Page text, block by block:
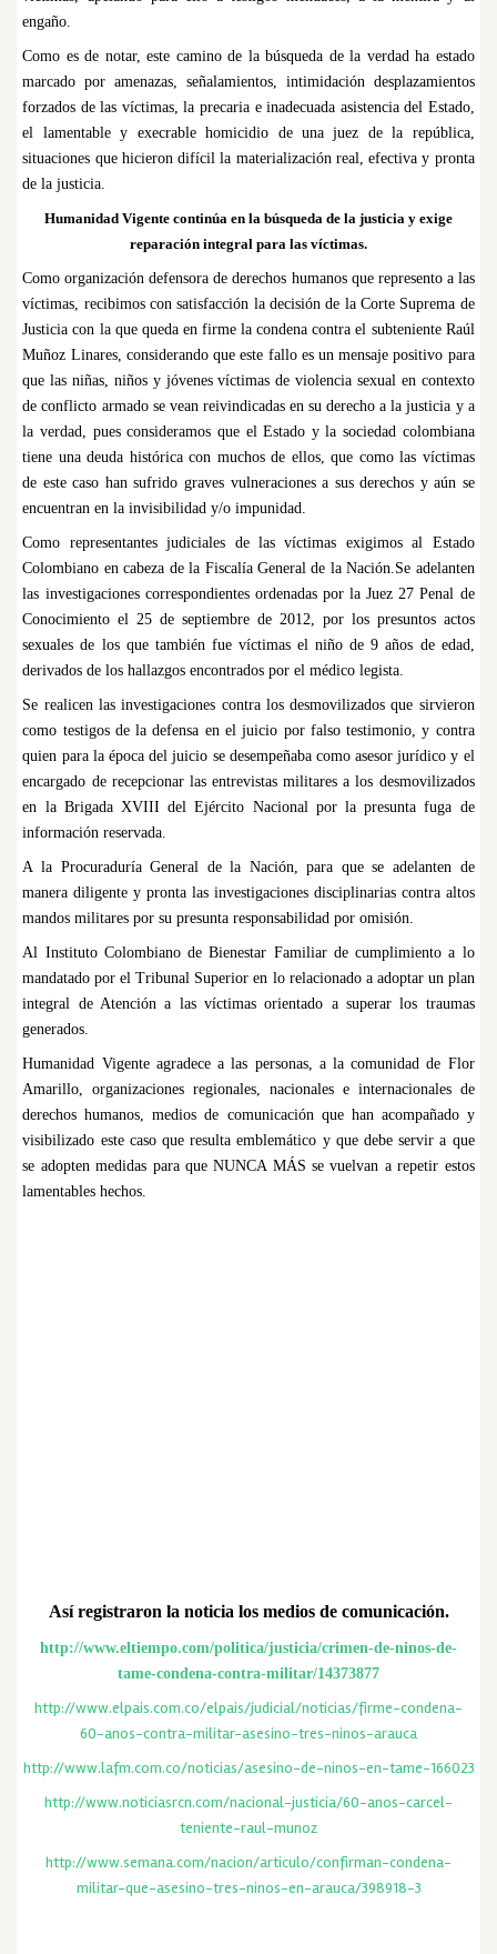
engaño.
Como es de notar, este camino de la búsqueda de la verdad ha estado
marcado por amenazas, señalamientos, intimidación desplazamientos
forzados de las víctimas, la precaria e inadecuada asistencia del Estado,
el lamentable y execrable homicidio de una juez de la república,
situaciones que hicieron difícil la materialización real, efectiva y pronta
de la justicia.
Humanidad Vigente continúa en la búsqueda de la justicia y exige
reparación integral para las víctimas.
Como organización defensora de derechos humanos que represento a las
víctimas, recibimos con satisfacción la decisión de la Corte Suprema de
Justicia con la que queda en firme la condena contra el subteniente Raúl
Muñoz Linares, considerando que este fallo es un mensaje positivo para
que las niñas, niños y jóvenes víctimas de violencia sexual en contexto
de conflicto armado se vean reivindicadas en su derecho a la justicia y a
la verdad, pues consideramos que el Estado y la sociedad colombiana
tiene una deuda histórica con muchos de ellos, que como las víctimas
de este caso han sufrido graves vulneraciones a sus derechos y aún se
encuentran en la invisibilidad y/o impunidad.
Como representantes judiciales de las víctimas exigimos al Estado
Colombiano en cabeza de la Fiscalía General de la Nación.Se adelanten
las investigaciones correspondientes ordenadas por la Juez 27 Penal de
Conocimiento el 25 de septiembre de 2012, por los presuntos actos
sexuales de los que también fue víctimas el niño de 9 años de edad,
derivados de los hallazgos encontrados por el médico legista.
Se realicen las investigaciones contra los desmovilizados que sirvieron
como testigos de la defensa en el juicio por falso testimonio, y contra
quien para la época del juicio se desempeñaba como asesor jurídico y el
encargado de recepcionar las entrevistas militares a los desmovilizados
en la Brigada XVIII del Ejército Nacional por la presunta fuga de
información reservada.
A la Procuraduría General de la Nación, para que se adelanten de
manera diligente y pronta las investigaciones disciplinarias contra altos
mandos militares por su presunta responsabilidad por omisión.
Al Instituto Colombiano de Bienestar Familiar de cumplimiento a lo
mandatado por el Tribunal Superior en lo relacionado a adoptar un plan
integral de Atención a las víctimas orientado a superar los traumas
generados.
Humanidad Vigente agradece a las personas, a la comunidad de Flor
Amarillo, organizaciones regionales, nacionales e internacionales de
derechos humanos, medios de comunicación que han acompañado y
visibilizado este caso que resulta emblemático y que debe servir a que
se adopten medidas para que NUNCA MÁS se vuelvan a repetir estos
lamentables hechos.
Así registraron la noticia los medios de comunicación.
http://www.eltiempo.com/politica/justicia/crimen-de-ninos-de-
tame-condena-contra-militar/14373877
http://www.elpais.com.co/elpais/judicial/noticias/firme-condena-
60-anos-contra-militar-asesino-tres-ninos-arauca
http://www.lafm.com.co/noticias/asesino-de-ninos-en-tame-166023
http://www.noticiasrcn.com/nacional-justicia/60-anos-carcel-
teniente-raul-munoz
http://www.semana.com/nacion/articulo/confirman-condena-
militar-que-asesino-tres-ninos-en-arauca/398918-3